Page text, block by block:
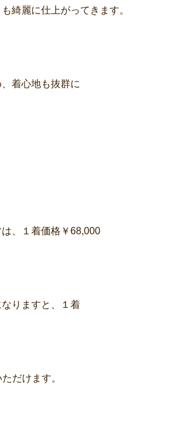
綺麗に仕上がってきます。
着心地も抜群に
、１着価格￥68,000
りますと、１着
だけます。